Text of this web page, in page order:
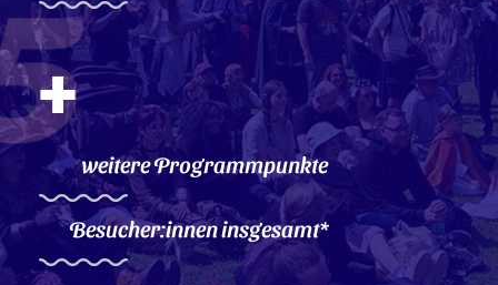
weitere Programmpunkte
+
Besucher:innen insgesamt*